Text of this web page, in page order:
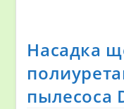
Насадка
пылесоса